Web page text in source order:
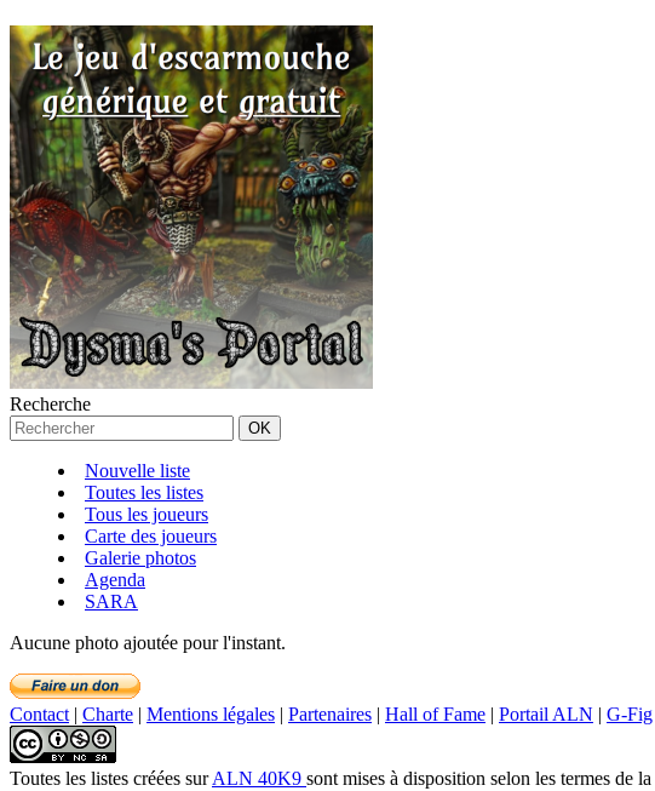
Recherche
Nouvelle liste
Toutes les listes
Tous les joueurs
Carte des joueurs
Galerie photos
Agenda
SARA
Aucune photo ajoutée pour l'instant.
Contact | Charte | Mentions légales | Partenaires | Hall of Fame | Portail ALN | G-Fig
Toutes les listes créées surALN 40K9 sont mises à disposition selon les termes de la